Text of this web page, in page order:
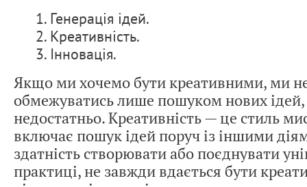
1. Генерація ідей.
2. Креативність.
3. Інновація.
Якщо ми хочемо бути креативними, ми
обмежуватись лише пошуком нових ідей,
недостатньо. Креативність — це стиль
включає пошук ідей поруч із іншими
здатність створювати або поєднувати
практиці, не завжди вдається бути